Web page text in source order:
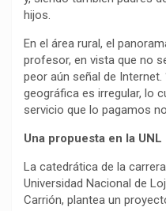
hijos.
En el área rural, el
profesor, en vista que no
peor aún señal de Internet.
geográfica es irregular, lo
servicio que lo pagamos
Una propuesta en la UNL
La catedrática de la
Universidad Nacional de
Carrión, plantea un